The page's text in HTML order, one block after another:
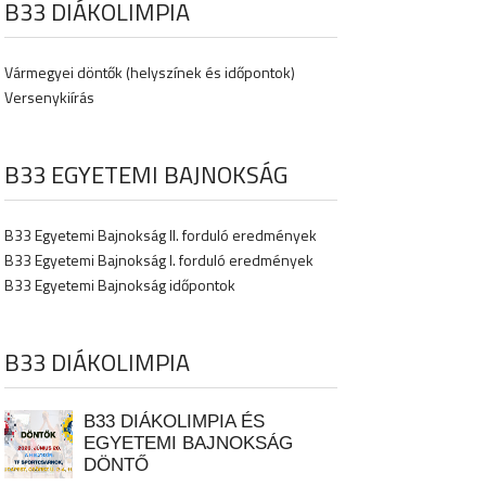
B33 DIÁKOLIMPIA
Vármegyei döntők (helyszínek és időpontok)
Versenykiírás
B33 EGYETEMI BAJNOKSÁG
B33 Egyetemi Bajnokság II. forduló eredmények
B33 Egyetemi Bajnokság I. forduló eredmények
B33 Egyetemi Bajnokság időpontok
B33 DIÁKOLIMPIA
B33 DIÁKOLIMPIA ÉS
EGYETEMI BAJNOKSÁG
DÖNTŐ